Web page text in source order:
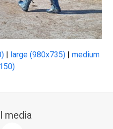
large (980x735) |medium
media